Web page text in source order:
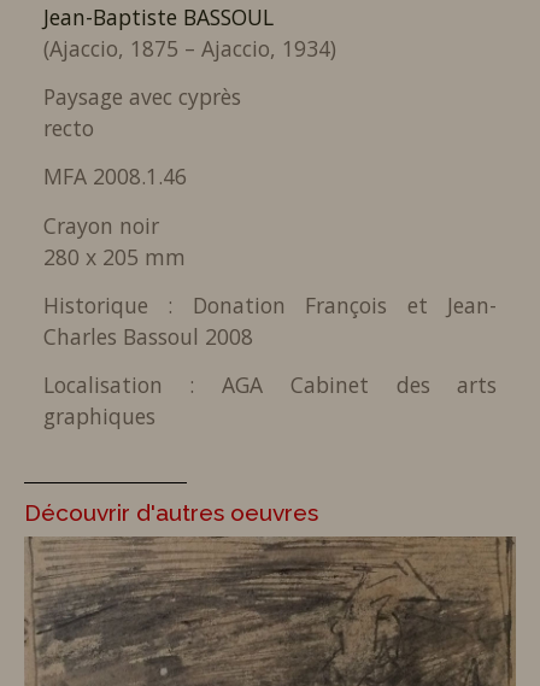
Jean-Baptiste BASSOUL
(Ajaccio, 1875 – Ajaccio, 1934)
Paysage avec cyprès
recto
MFA 2008.1.46
Crayon noir
280 x 205 mm
Historique : Donation François et Jean-
Charles Bassoul 2008
Localisation : AGA Cabinet des arts
graphiques
Découvrir d'autres oeuvres